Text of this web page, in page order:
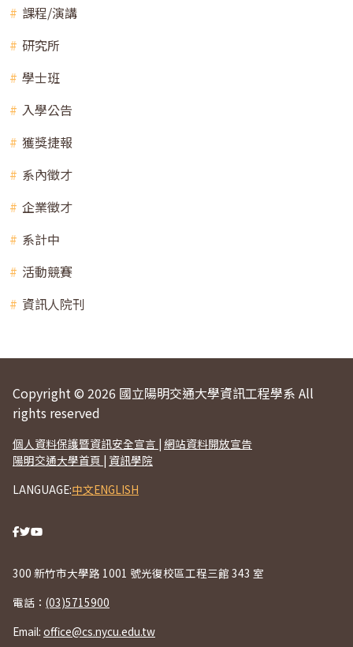
課程/演講
研究所
學士班
入學公告
獲獎捷報
系內徵才
企業徵才
系計中
活動競賽
資訊人院刊
Copyright © 2026 國立陽明交通大學資訊工程學系 All
rights reserved
個人資料保護暨資訊安全宣言 | 網站資料開放宣告
陽明交通大學首頁 | 資訊學院
LANGUAGE:中文ENGLISH
300 新竹市大學路 1001 號光復校區工程三館 343 室
電話： (03)5715900
Email: office@cs.nycu.edu.tw